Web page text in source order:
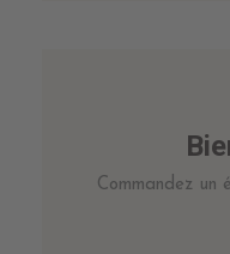
Commandez un